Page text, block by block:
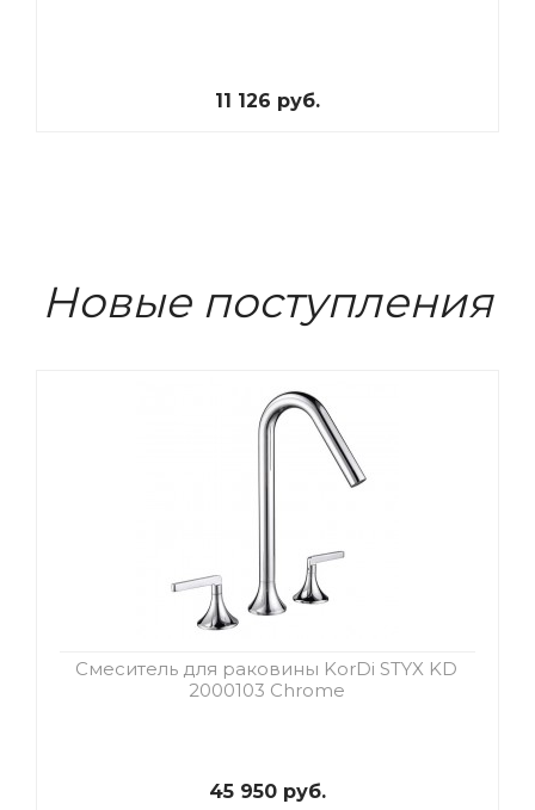
11 126 руб.
Новые поступления
Смеситель для раковины KorDi STYX KD
2000103 Chrome
45 950 руб.